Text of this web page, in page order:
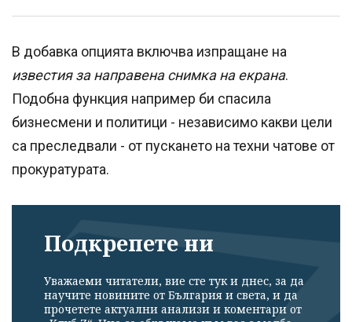
излязохте от
профила си!
В добавка опцията включва изпращане на
известия за направена снимка на екрана.
Подобна функция например би спасила
бизнесмени и политици - независимо какви цели
са преследвали - от пускането на техни чатове от
прокуратурата.
Подкрепете ни
Уважаеми читатели, вие сте тук и днес, за да
научите новините от България и света, и да
прочетете актуални анализи и коментари от